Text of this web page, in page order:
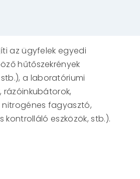
az ügyfelek egyedi
hűtőszekrények
a laboratóriumi
fagyasztó,
eszközök, stb.).